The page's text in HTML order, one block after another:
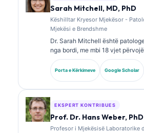
Sarah Mitchell, MD, PhD
Këshilltar Kryesor Mjekësor -
Mjekësi e Brendshme
Dr. Sarah Mitchell është
nga bordi, me mbi 18 vjet
laboratorike dhe analizën
certifikime të specializuara në
publikuar gjerësisht mbi panelet
Porta e Kërkimeve Google Scholar
EKSPERT KONTRIBUES
Prof. Dr. Hans Weber, PhD
Profesor i Mjekësisë Laboratorike